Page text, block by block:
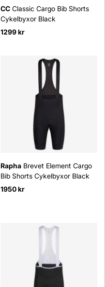
CC Classic Cargo Bib Shorts
Cykelbyxor Black
1299 kr
Rapha Brevet Element Cargo
Bib Shorts Cykelbyxor Black
1950 kr